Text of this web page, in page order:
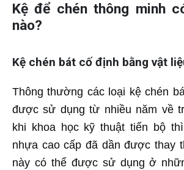
Kệ để chén thông minh
nào?
Kệ chén bát cố định bằng vật
Thông thường các loại kệ chén
được sử dụng từ nhiều năm về
khi khoa học kỹ thuật tiến bộ
nhựa cao cấp đã dần được thay
này có thể được sử dụng ở